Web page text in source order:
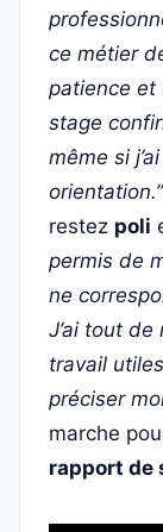
ce métier
patience et
stage
même si
orientation.”
restez poli
permis de
ne
J’ai tout
travail
préciser
marche
rapport de